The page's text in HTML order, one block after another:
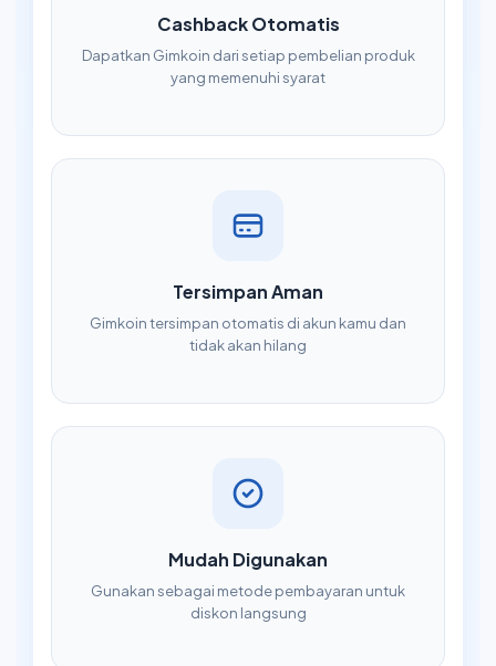
Cashback Otomatis
Dapatkan Gimkoin dari setiap pembelian produk
yang memenuhi syarat
Tersimpan Aman
Gimkoin tersimpan otomatis di akun kamu dan
tidak akan hilang
Mudah Digunakan
Gunakan sebagai metode pembayaran untuk
diskon langsung